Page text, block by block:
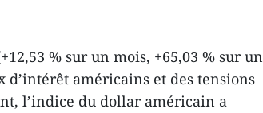
% sur un mois, +65,03 % sur un
d’intérêt américains et des tensions
l’indice du dollar américain a